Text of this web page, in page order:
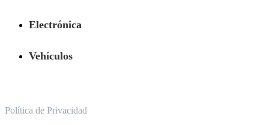
Electrónica
Vehículos
Política de Privacidad